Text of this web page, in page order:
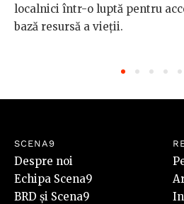
localnici într-o luptă pentru
bază resursă a vieții.
SCENA9
Despre noi
Echipa Scena9
BRD și Scena9